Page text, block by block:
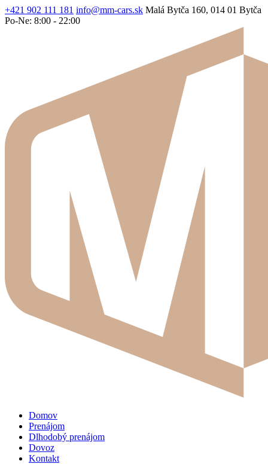
+421 902 111 181 info@mm-cars.sk Malá Bytča 160, 014 01 Bytča
Po-Ne: 8:00 - 22:00
Domov
Prenájom
Dlhodobý prenájom
Dovoz
Kontakt